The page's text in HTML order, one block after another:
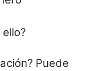
Puede